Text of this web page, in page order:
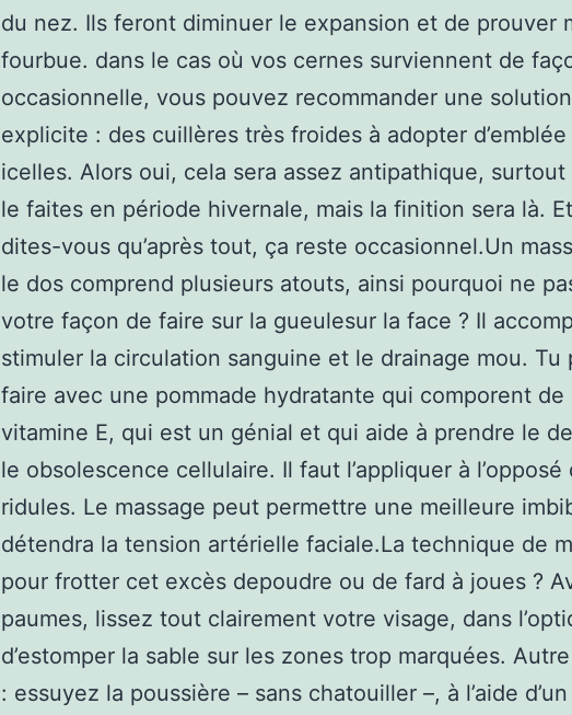
du nez. Ils feront diminuer le expansion et de prouver
fourbue. dans le cas où vos cernes surviennent de
occasionnelle, vous pouvez recommander une
explicite : des cuillères très froides à adopter
icelles. Alors oui, cela sera assez antipathique, surtout
le faites en période hivernale, mais la finition sera là.
dites-vous qu’après tout, ça reste occasionnel.Un
le dos comprend plusieurs atouts, ainsi pourquoi ne
votre façon de faire sur la gueulesur la face ? Il
stimuler la circulation sanguine et le drainage mou. Tu
faire avec une pommade hydratante qui comporent de
vitamine E, qui est un génial et qui aide à prendre le
le obsolescence cellulaire. Il faut l’appliquer à l’opposé
ridules. Le massage peut permettre une meilleure
détendra la tension artérielle faciale.La technique de
pour frotter cet excès depoudre ou de fard à joues ?
paumes, lissez tout clairement votre visage, dans
d’estomper la sable sur les zones trop marquées.
: essuyez la poussière – sans chatouiller –, à l’aide